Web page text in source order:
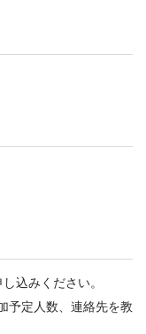
込みください。
予定人数、連絡先を教